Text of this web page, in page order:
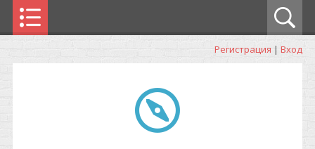
Регистрация | Вход